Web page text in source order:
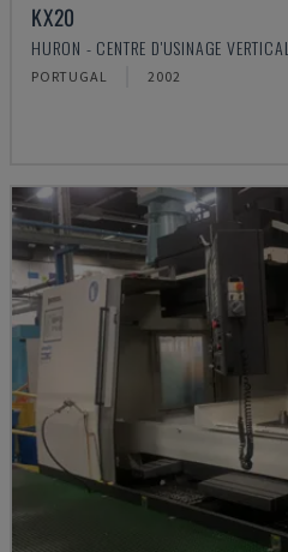
KX20
HURON - CENTRE D'USINAGE VERTICAL
PORTUGAL 2002